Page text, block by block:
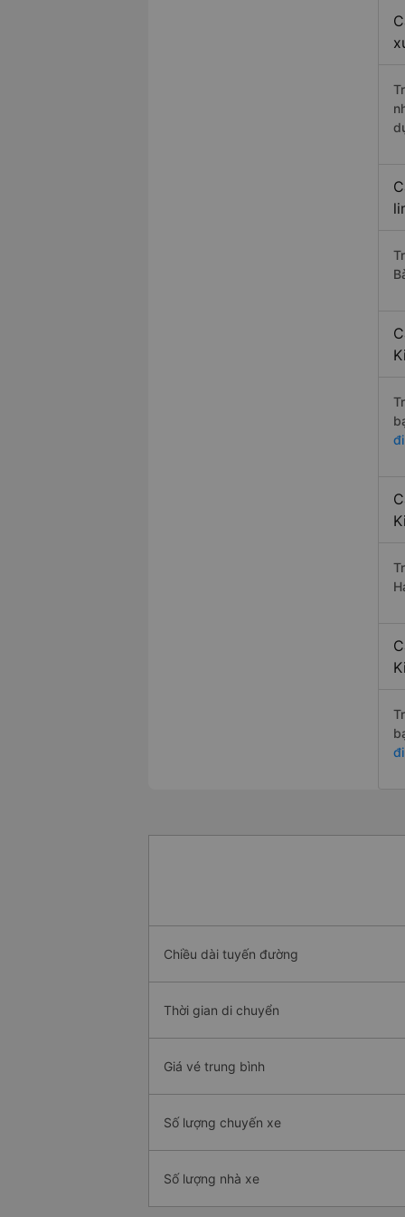
Chiều dài tuyến đường
Thời gian di chuyển
Giá vé trung bình
Số lượng chuyến xe
Số lượng nhà xe